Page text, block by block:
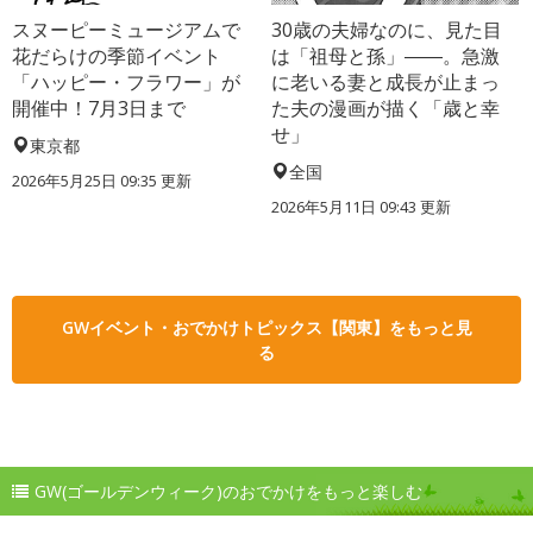
スヌーピーミュージアムで
花だらけの季節イベント
「ハッピー・フラワー」が
開催中！7月3日まで
東京都
2026年5月25日 09:35 更新
30歳の夫婦なのに、見た目
は「祖母と孫」――。急激
に老いる妻と成長が止まっ
た夫の漫画が描く「歳と幸
せ」
全国
2026年5月11日 09:43 更新
GWイベント・おでかけトピックス【関東】をもっと見
る
GW(ゴールデンウィーク)のおでかけをもっと楽しむ